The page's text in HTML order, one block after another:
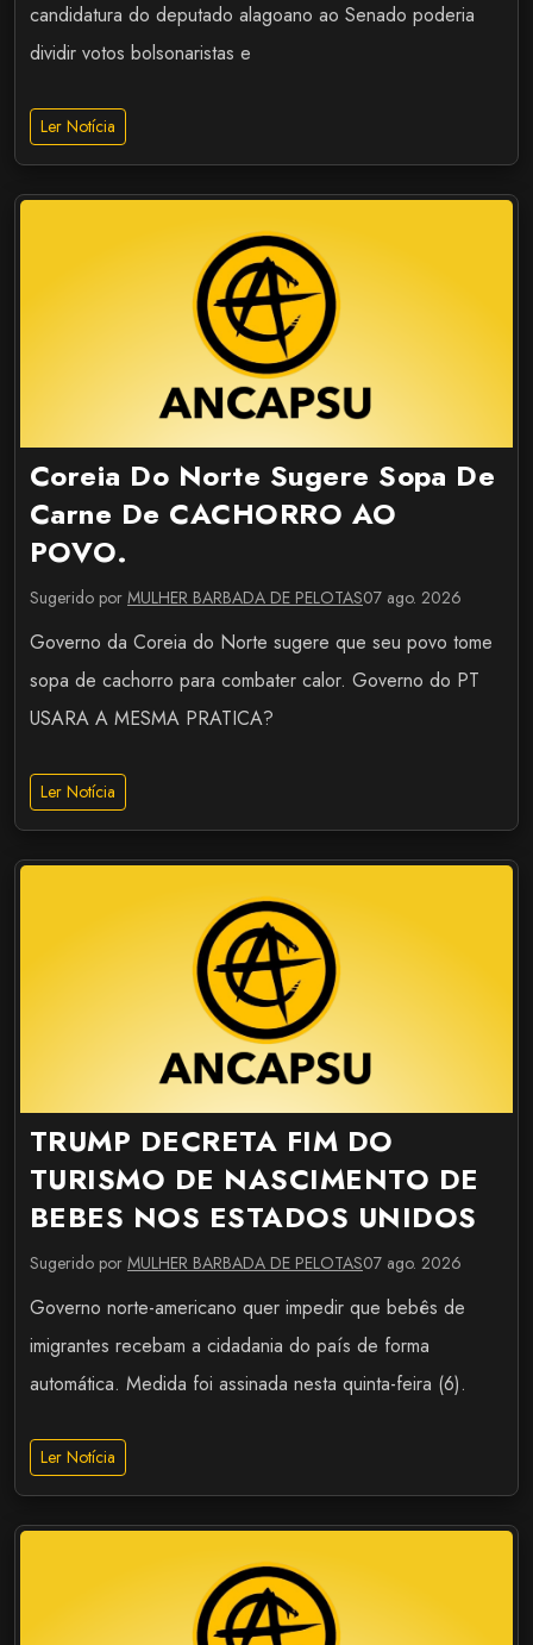
candidatura do deputado alagoano ao Senado poderia
dividir votos bolsonaristas e
Ler Notícia
Coreia Do Norte Sugere Sopa De
Carne De CACHORRO AO
POVO.
Sugerido por MULHER BARBADA DE PELOTAS07 ago. 2026
Governo da Coreia do Norte sugere que seu povo tome
sopa de cachorro para combater calor. Governo do PT
USARA A MESMA PRATICA?
Ler Notícia
TRUMP DECRETA FIM DO
TURISMO DE NASCIMENTO DE
BEBES NOS ESTADOS UNIDOS
Sugerido por MULHER BARBADA DE PELOTAS07 ago. 2026
Governo norte-americano quer impedir que bebês de
imigrantes recebam a cidadania do país de forma
automática. Medida foi assinada nesta quinta-feira (6).
Ler Notícia